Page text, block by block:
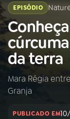
Buscar
na
Rádio
Nacional
INÍCIO
EPISÓDIO
da terra
Mara Régia
Granja
PUBLICADO EM